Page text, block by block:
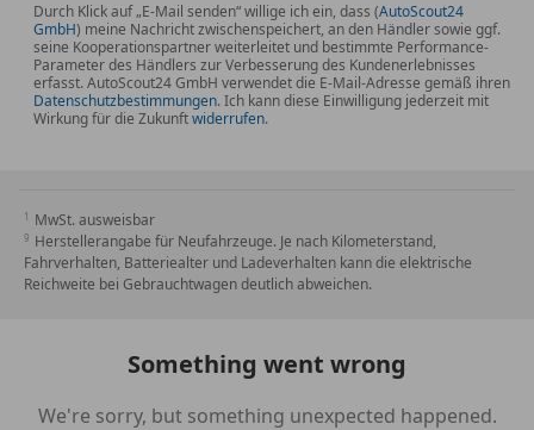
Durch Klick auf „E-Mail senden“ willige ich ein, dass (AutoScout24
GmbH) meine Nachricht zwischenspeichert, an den Händler sowie ggf.
seine Kooperationspartner weiterleitet und bestimmte Performance-
Parameter des Händlers zur Verbesserung des Kundenerlebnisses
erfasst. AutoScout24 GmbH verwendet die E-Mail-Adresse gemäß ihren
Datenschutzbestimmungen. Ich kann diese Einwilligung jederzeit mit
Wirkung für die Zukunftwiderrufen.
MwSt. ausweisbar
Herstellerangabe für Neufahrzeuge. Je nach Kilometerstand,
Fahrverhalten, Batteriealter und Ladeverhalten kann die elektrische
Reichweite bei Gebrauchtwagen deutlich abweichen.
Something went wrong
We're sorry, but something unexpected happened.